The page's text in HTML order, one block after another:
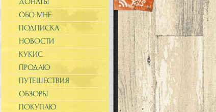
ОБО МНЕ
ПОДПИСКА
НОВОСТИ
КУКИС
ПРОДАЮ
ПУТЕШЕСТВИЯ
ОБЗОРЫ
ПОКУПАЮ